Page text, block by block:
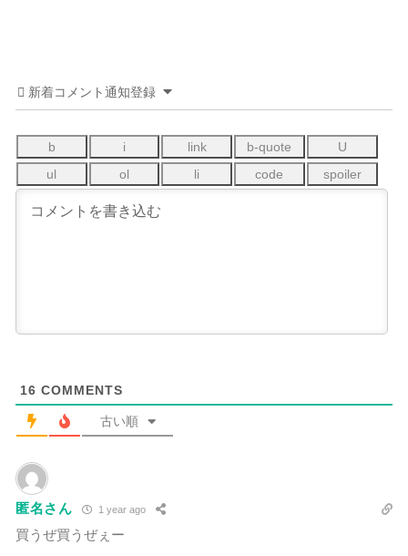
新着コメント通知登録
16 COMMENTS
古い順
匿名さん 1 year ago
買うぜ買うぜぇー